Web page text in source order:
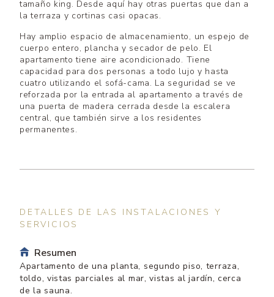
tamaño king. Desde aquí hay otras puertas que dan a
la terraza y cortinas casi opacas.
Hay amplio espacio de almacenamiento, un espejo de
cuerpo entero, plancha y secador de pelo. El
apartamento tiene aire acondicionado. Tiene
capacidad para dos personas a todo lujo y hasta
cuatro utilizando el sofá-cama. La seguridad se ve
reforzada por la entrada al apartamento a través de
una puerta de madera cerrada desde la escalera
central, que también sirve a los residentes
permanentes.
DETALLES DE LAS INSTALACIONES Y
SERVICIOS
Resumen
Apartamento de una planta, segundo piso, terraza,
toldo, vistas parciales al mar, vistas al jardín, cerca
de la sauna.